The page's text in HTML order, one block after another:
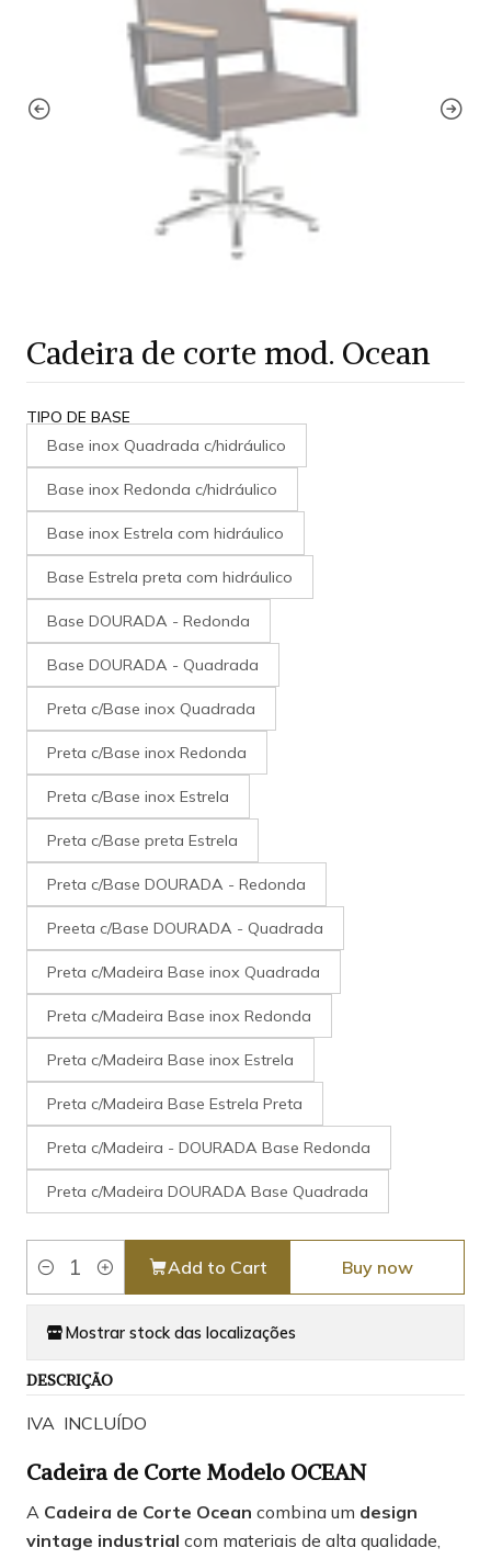
Cadeira de corte mod. Ocean
TIPO DE BASE
Base inox Quadrada c/hidráulico
Base inox Redonda c/hidráulico
Base inox Estrela com hidráulico
Base Estrela preta com hidráulico
Base DOURADA - Redonda
Base DOURADA - Quadrada
Preta c/Base inox Quadrada
Preta c/Base inox Redonda
Preta c/Base inox Estrela
Preta c/Base preta Estrela
Preta c/Base DOURADA - Redonda
Preeta c/Base DOURADA - Quadrada
Preta c/Madeira Base inox Quadrada
Preta c/Madeira Base inox Redonda
Preta c/Madeira Base inox Estrela
Preta c/Madeira Base Estrela Preta
Preta c/Madeira - DOURADA Base Redonda
Preta c/Madeira DOURADA Base Quadrada
Quantity
Add to Cart Buy now
Mostrar stock das localizações
DESCRIÇÃO
IVA INCLUÍDO
Cadeira de Corte Modelo OCEAN
A Cadeira de Corte Ocean combina um design
vintage industrial com materiais de alta qualidade,